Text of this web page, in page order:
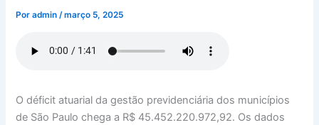
Poradmin/março 5, 2025
O déficit atuarial da gestão previdenciária dos municípios
de São Paulo chega a R$ 45.452.220.972,92. Os dados